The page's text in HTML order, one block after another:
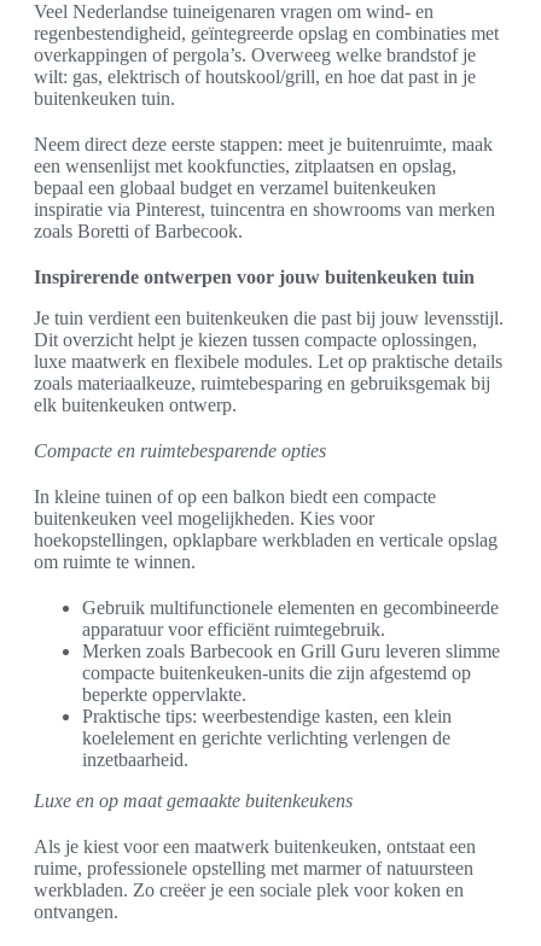
Veel Nederlandse tuineigenaren vragen om wind- en
regenbestendigheid, geïntegreerde opslag en combinaties met
overkappingen of pergola’s. Overweeg welke brandstof je
wilt: gas, elektrisch of houtskool/grill, en hoe dat past in je
buitenkeuken tuin.
Neem direct deze eerste stappen: meet je buitenruimte, maak
een wensenlijst met kookfuncties, zitplaatsen en opslag,
bepaal een globaal budget en verzamel buitenkeuken
inspiratie via Pinterest, tuincentra en showrooms van merken
zoals Boretti of Barbecook.
Inspirerende ontwerpen voor jouw buitenkeuken tuin
Je tuin verdient een buitenkeuken die past bij jouw levensstijl.
Dit overzicht helpt je kiezen tussen compacte oplossingen,
luxe maatwerk en flexibele modules. Let op praktische details
zoals materiaalkeuze, ruimtebesparing en gebruiksgemak bij
elk buitenkeuken ontwerp.
Compacte en ruimtebesparende opties
In kleine tuinen of op een balkon biedt een compacte
buitenkeuken veel mogelijkheden. Kies voor
hoekopstellingen, opklapbare werkbladen en verticale opslag
om ruimte te winnen.
Gebruik multifunctionele elementen en gecombineerde
apparatuur voor efficiënt ruimtegebruik.
Merken zoals Barbecook en Grill Guru leveren slimme
compacte buitenkeuken-units die zijn afgestemd op
beperkte oppervlakte.
Praktische tips: weerbestendige kasten, een klein
koelelement en gerichte verlichting verlengen de
inzetbaarheid.
Luxe en op maat gemaakte buitenkeukens
Als je kiest voor een maatwerk buitenkeuken, ontstaat een
ruime, professionele opstelling met marmer of natuursteen
werkbladen. Zo creëer je een sociale plek voor koken en
ontvangen.